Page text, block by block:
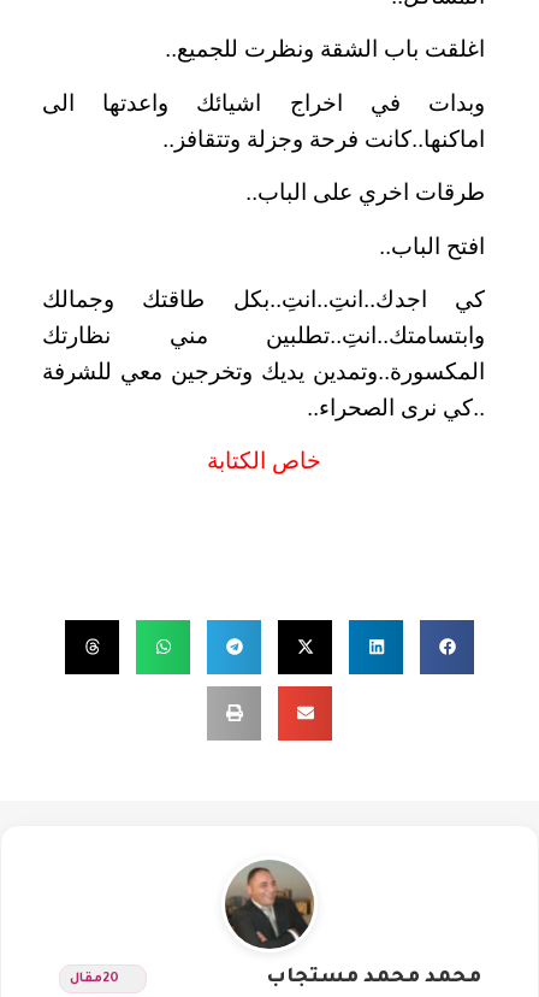
اغلقت باب الشقة ونظرت للجميع..
وبدات في اخراج اشيائك واعدتها الى
اماكنها..كانت فرحة وجزلة وتتقافز..
طرقات اخري على الباب..
افتح الباب..
كي اجدك..انتِ..انتِ..بكل طاقتك وجمالك
وابتسامتك..انتِ..تطلبين مني نظارتك
المكسورة..وتمدين يديك وتخرجين معي للشرفة
..كي نرى الصحراء..
خاص الكتابة
محمد محمد مستجاب 20مقال